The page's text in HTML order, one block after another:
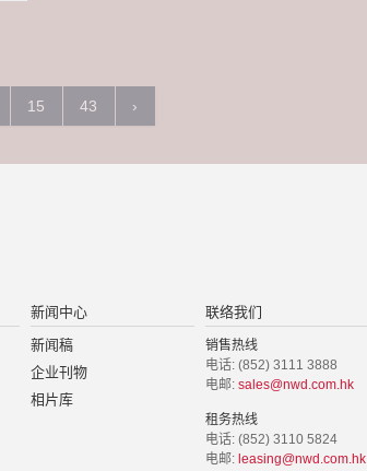
15 43 ›
新闻中心
新闻稿
企业刊物
相片库
联络我们
销售热线
电话: (852) 3111 3888
电邮: sales@nwd.com.hk
租务热线
电话: (852) 3110 5824
电邮: leasing@nwd.com.hk